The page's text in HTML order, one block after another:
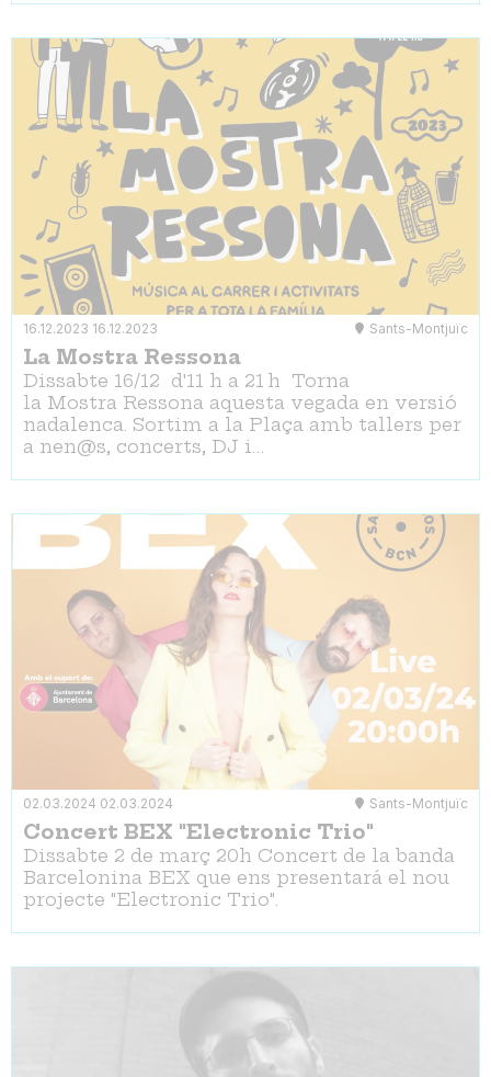
16.12.2023 16.12.2023 Sants-Montjuïc
La Mostra Ressona
Dissabte 16/12 d'11 h a 21 h Torna
la Mostra Ressona aquesta vegada en versió
nadalenca. Sortim a la Plaça amb tallers per
a nen@s, concerts, DJ i…
02.03.2024 02.03.2024 Sants-Montjuïc
Concert BEX "Electronic Trio"
Dissabte 2 de març 20h Concert de la banda
Barcelonina BEX que ens presentará el nou
projecte "Electronic Trio".